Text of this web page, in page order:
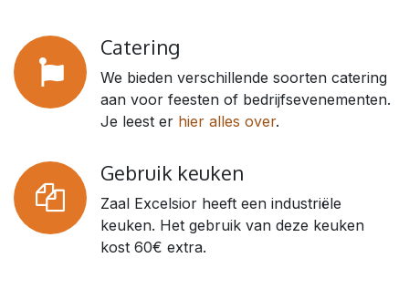
Catering
We bieden verschillende soorten catering
aan voor feesten of bedrijfsevenementen.
Je leest er hier alles over.
Gebruik keuken
Zaal Excelsior heeft een industriële
keuken. Het gebruik van deze keuken
kost 60€ extra.